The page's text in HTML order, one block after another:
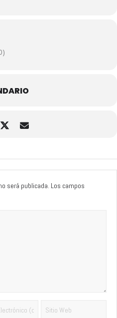
será publicada. Los campos